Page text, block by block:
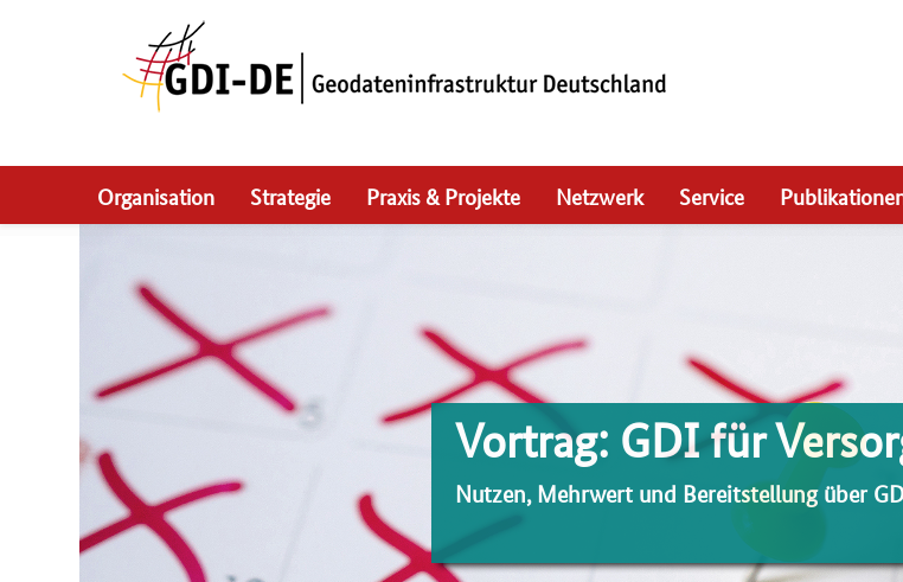
Organisation Strategie Praxis & Projekte Netzwerk Service
Vortrag: GDI für
Nutzen, Mehrwert und Bereitstellung über